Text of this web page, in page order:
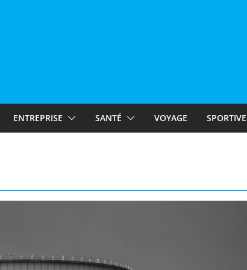
ENTREPRISE SANTÉ VOYAGE SPORTIVE